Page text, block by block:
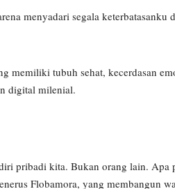
menyadari segala keterbatasanku
memiliki tubuh sehat, kecerdasan
digital milenial.
pribadi kita. Bukan orang lain.
Flobamora, yang membangun